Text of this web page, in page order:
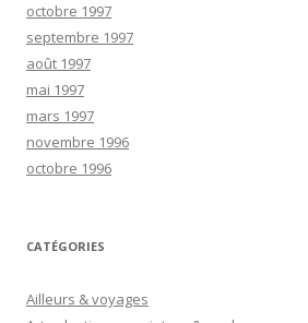
octobre 1997
septembre 1997
août 1997
mai 1997
mars 1997
novembre 1996
octobre 1996
CATÉGORIES
Ailleurs & voyages